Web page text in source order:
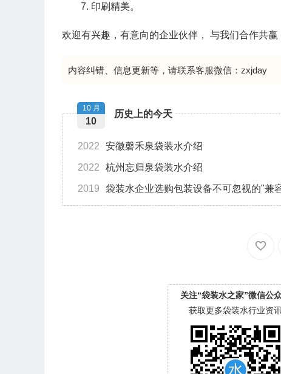
印刷精美。
欢迎有兴趣，有意向的企业伙伴， 与我们合作共赢
内容纠错、信息更新等，请联系客服微信：zxjday
历史上的今天
10 月
10
2022 安徽磬禾泉袋装水介绍
2022 杭州忘归泉袋装水介绍
2019 袋装水企业选购包装设备不可忽视的"兼
关注“袋装水之家”微信公
获取更多袋装水行业资